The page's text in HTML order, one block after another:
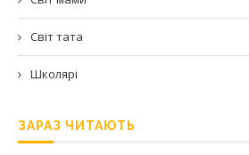
Світ тата
Школярі
ЗАРАЗ ЧИТАЮТЬ